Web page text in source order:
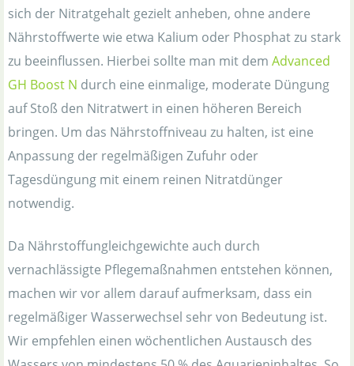
sich der Nitratgehalt gezielt anheben, ohne andere
Nährstoffwerte wie etwa Kalium oder Phosphat zu stark
zu beeinflussen. Hierbei sollte man mit dem Advanced
GH Boost N durch eine einmalige, moderate Düngung
auf Stoß den Nitratwert in einen höheren Bereich
bringen. Um das Nährstoffniveau zu halten, ist eine
Anpassung der regelmäßigen Zufuhr oder
Tagesdüngung mit einem reinen Nitratdünger
notwendig.
Da Nährstoffungleichgewichte auch durch
vernachlässigte Pflegemaßnahmen entstehen können,
machen wir vor allem darauf aufmerksam, dass ein
regelmäßiger Wasserwechsel sehr von Bedeutung ist.
Wir empfehlen einen wöchentlichen Austausch des